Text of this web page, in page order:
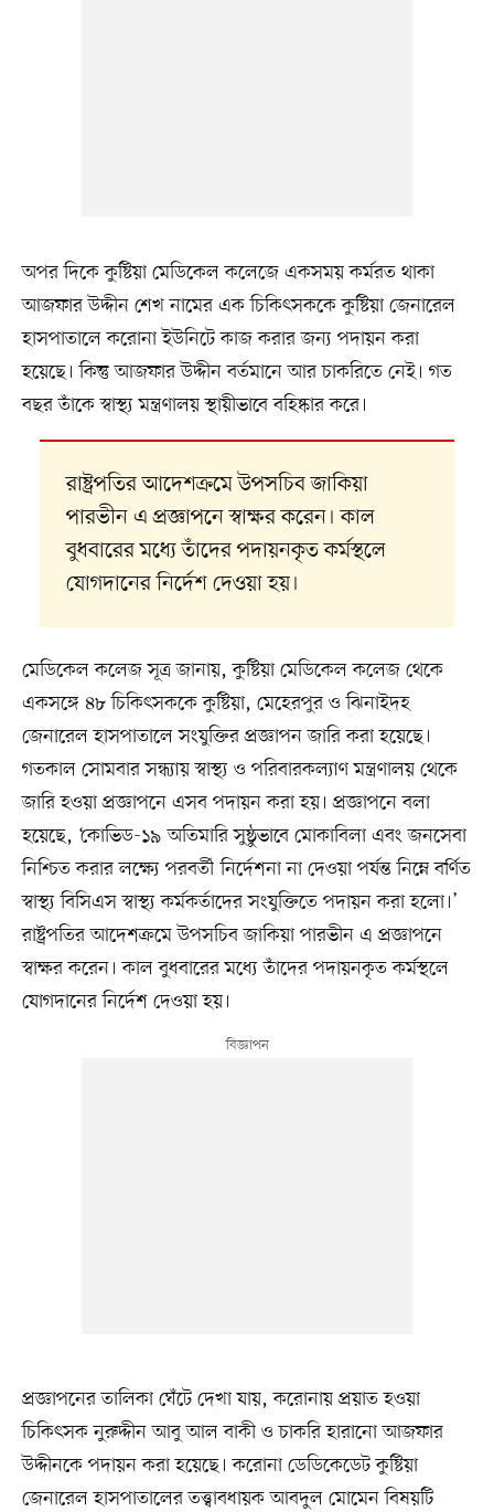
অপর দিকে কুষ্টিয়া মেডিকেল কলেজে একসময় কর্মরত থাকা
আজফার উদ্দীন শেখ নামের এক চিকিৎসককে কুষ্টিয়া জেনারেল
হাসপাতালে করোনা ইউনিটে কাজ করার জন্য পদায়ন করা
হয়েছে। কিন্তু আজফার উদ্দীন বর্তমানে আর চাকরিতে নেই। গত
বছর তাঁকে স্বাস্থ্য মন্ত্রণালয় স্থায়ীভাবে বহিষ্কার করে।
রাষ্ট্রপতির আদেশক্রমে উপসচিব জাকিয়া
পারভীন এ প্রজ্ঞাপনে স্বাক্ষর করেন। কাল
বুধবারের মধ্যে তাঁদের পদায়নকৃত কর্মস্থলে
যোগদানের নির্দেশ দেওয়া হয়।
মেডিকেল কলেজ সূত্র জানায়, কুষ্টিয়া মেডিকেল কলেজ থেকে
একসঙ্গে ৪৮ চিকিৎসককে কুষ্টিয়া, মেহেরপুর ও ঝিনাইদহ
জেনারেল হাসপাতালে সংযুক্তির প্রজ্ঞাপন জারি করা হয়েছে।
গতকাল সোমবার সন্ধ্যায় স্বাস্থ্য ও পরিবারকল্যাণ মন্ত্রণালয় থেকে
জারি হওয়া প্রজ্ঞাপনে এসব পদায়ন করা হয়। প্রজ্ঞাপনে বলা
হয়েছে, ‘কোভিড-১৯ অতিমারি সুষ্ঠুভাবে মোকাবিলা এবং জনসেবা
নিশ্চিত করার লক্ষ্যে পরবর্তী নির্দেশনা না দেওয়া পর্যন্ত নিম্নে বর্ণিত
স্বাস্থ্য বিসিএস স্বাস্থ্য কর্মকর্তাদের সংযুক্তিতে পদায়ন করা হলো।’
রাষ্ট্রপতির আদেশক্রমে উপসচিব জাকিয়া পারভীন এ প্রজ্ঞাপনে
স্বাক্ষর করেন। কাল বুধবারের মধ্যে তাঁদের পদায়নকৃত কর্মস্থলে
যোগদানের নির্দেশ দেওয়া হয়।
প্রজ্ঞাপনের তালিকা ঘেঁটে দেখা যায়, করোনায় প্রয়াত হওয়া
চিকিৎসক নুরুদ্দীন আবু আল বাকী ও চাকরি হারানো আজফার
উদ্দীনকে পদায়ন করা হয়েছে। করোনা ডেডিকেডেট কুষ্টিয়া
জেনারেল হাসপাতালের তত্ত্বাবধায়ক আবদুল মোমেন বিষয়টি